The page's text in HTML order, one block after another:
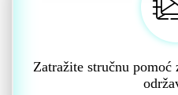
Zatražite stručnu